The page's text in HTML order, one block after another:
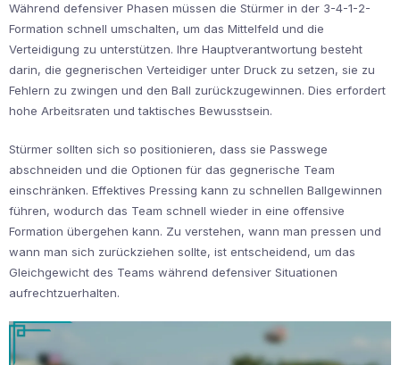
Während defensiver Phasen müssen die Stürmer in der 3-4-1-2-
Formation schnell umschalten, um das Mittelfeld und die
Verteidigung zu unterstützen. Ihre Hauptverantwortung besteht
darin, die gegnerischen Verteidiger unter Druck zu setzen, sie zu
Fehlern zu zwingen und den Ball zurückzugewinnen. Dies erfordert
hohe Arbeitsraten und taktisches Bewusstsein.
Stürmer sollten sich so positionieren, dass sie Passwege
abschneiden und die Optionen für das gegnerische Team
einschränken. Effektives Pressing kann zu schnellen Ballgewinnen
führen, wodurch das Team schnell wieder in eine offensive
Formation übergehen kann. Zu verstehen, wann man pressen und
wann man sich zurückziehen sollte, ist entscheidend, um das
Gleichgewicht des Teams während defensiver Situationen
aufrechtzuerhalten.